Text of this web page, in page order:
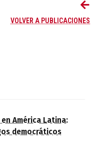
VOLVER A PUBLICACIONES
América Latina:
democráticos